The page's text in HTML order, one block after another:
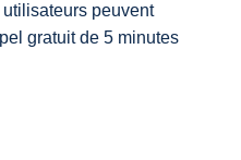
peuvent
gratuit de 5 minutes